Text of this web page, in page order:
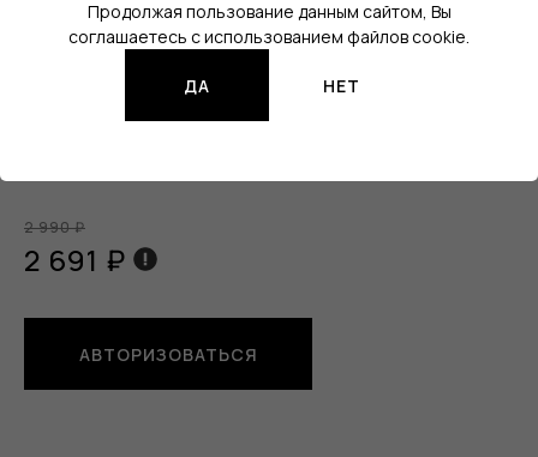
Количество спиралей:2
Все характеристики
Изображения продукции могут отличаться от реального
2 990 ₽
2 691 ₽
АВТОРИЗОВАТЬСЯ
Продолжая пользование данным сайтом, Вы
соглашаетесь с использованием файлов cookie.
ДА НЕТ